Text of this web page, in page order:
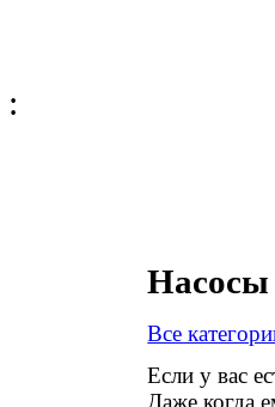
:
Насосы
Все
Если у вас
Даже когда